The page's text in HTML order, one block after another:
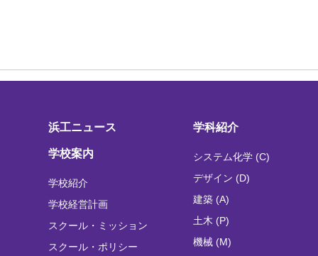
浜工ニュース
学校案内
学校紹介
学校経営計画
スクール・ミッション
スクール・ポリシー
学科紹介
システム化学 (C)
デザイン (D)
建築 (A)
土木 (P)
機械 (M)